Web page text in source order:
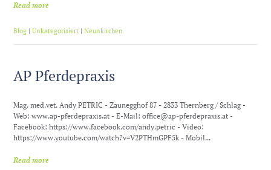
Read more
Blog |Unkategorisiert |Neunkirchen
AP Pferdepraxis
Mag. med.vet. Andy PETRIC - Zaunegghof 87 - 2833 Thernberg / Schlag -
Web: www.ap-pferdepraxis.at - E-Mail: office@ap-pferdepraxis.at -
Facebook: https://www.facebook.com/andy.petric - Video:
https://www.youtube.com/watch?v=V2PTHmGPF5k - Mobil...
Read more